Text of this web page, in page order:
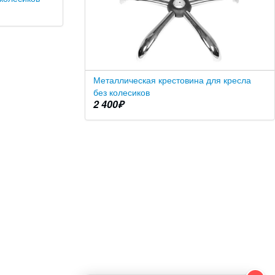
Металлическая крестовина для кресла
без колесиков
2 400₽